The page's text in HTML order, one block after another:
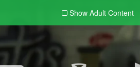
Show Adult Content